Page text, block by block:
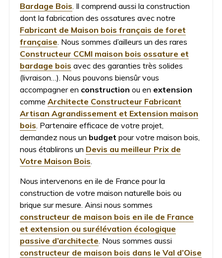
Bardage Bois . Il comprend aussi la construction
dont la fabrication des ossatures avec notre
Fabricant de Maison bois français de foret
française . Nous sommes d’ailleurs un des rares
Constructeur CCMI maison bois ossature et
bardage bois avec des garanties très solides
(livraison…). Nous pouvons biensûr vous
accompagner en construction ou en extension
comme Architecte Constructeur Fabricant
Artisan Agrandissement et Extension maison
bois . Partenaire efficace de votre projet,
demandez nous un budget pour votre maison bois,
nous établirons un Devis au meilleur Prix de
Votre Maison Bois
Nous intervenons en ile de France pour la
construction de votre maison naturelle bois ou
brique sur mesure. Ainsi nous sommes
constructeur de maison bois en ile de France
et extension ou surélévation écologique
passive d’architecte . Nous sommes aussi
constructeur de maison bois dans le Val d’Oise